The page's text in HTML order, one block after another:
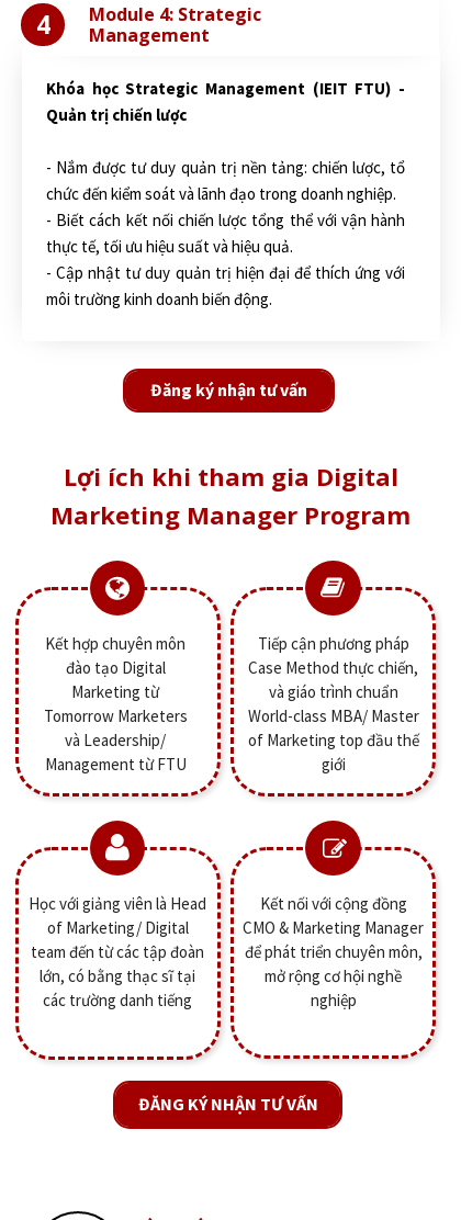
Đăng ký nhận tư vấn
Module 4: Strategic
Management
4
Khóa học Strategic Management (IEIT FTU) -
Quản trị chiến lược
- Nắm được tư duy quản trị nền tảng: chiến lược, tổ
chức đến kiểm soát và lãnh đạo trong doanh nghiệp.
- Biết cách kết nối chiến lược tổng thể với vận hành
thực tế, tối ưu hiệu suất và hiệu quả.
- Cập nhật tư duy quản trị hiện đại để thích ứng với
môi trường kinh doanh biến động.
ĐĂNG KÝ NHẬN TƯ VẤN
Lợi ích khi tham gia Digital
Marketing Manager Program
Kết nối với cộng đồng
CMO & Marketing Manager
để phát triển chuyên môn,
mở rộng cơ hội nghề
nghiệp
Học với giảng viên là Head
of Marketing/ Digital
team đến từ các tập đoàn
lớn, có bằng thạc sĩ tại
các trường danh tiếng
Tiếp cận phương pháp
Case Method thực chiến,
và giáo trình chuẩn
World-class MBA/ Master
of Marketing top đầu thế
giới
Kết hợp chuyên môn
đào tạo Digital
Marketing từ
Tomorrow Marketers
và Leadership/
Management từ FTU